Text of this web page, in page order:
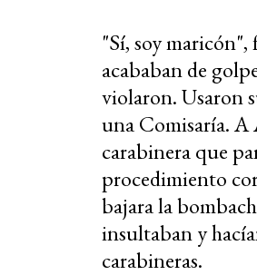
"Sí, soy
acababan de
violaron. Usaron
una Comisaría. A
carabinera que
procedimiento
bajara la
insultaban y
carabineras.